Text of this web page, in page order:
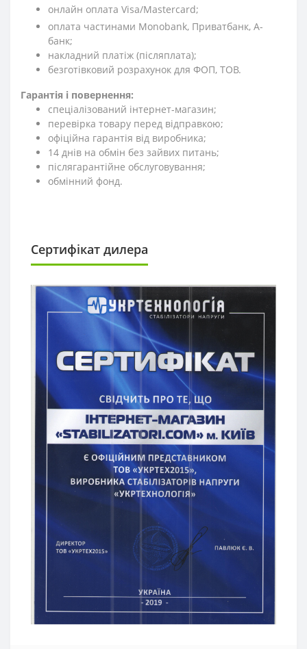
онлайн оплата Visa/Mastercard;
оплата частинами Monobank, Приватбанк, А-
банк;
накладний платіж (післяплата);
безготівковий розрахунок для ФОП, ТОВ.
Гарантія і повернення:
спеціалізований інтернет-магазин;
перевірка товару перед відправкою;
офіційна гарантія від виробника;
14 днів на обмін без зайвих питань;
післягарантійне обслуговування;
обмінний фонд.
Сертифікат дилера